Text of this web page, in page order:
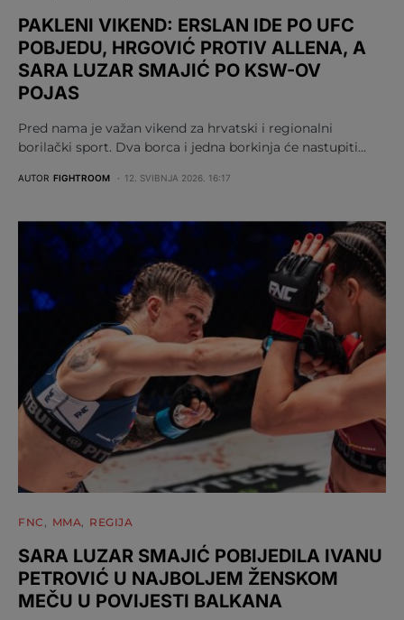
PAKLENI VIKEND: ERSLAN IDE PO UFC
POBJEDU, HRGOVIĆ PROTIV ALLENA, A
SARA LUZAR SMAJIĆ PO KSW-OV
POJAS
Pred nama je važan vikend za hrvatski i regionalni
borilački sport. Dva borca i jedna borkinja će nastupiti…
AUTOR FIGHTROOM 12. SVIBNJA 2026. 16:17
FNC MMA REGIJA
SARA LUZAR SMAJIĆ POBIJEDILA IVANU
PETROVIĆ U NAJBOLJEM ŽENSKOM
MEČU U POVIJESTI BALKANA